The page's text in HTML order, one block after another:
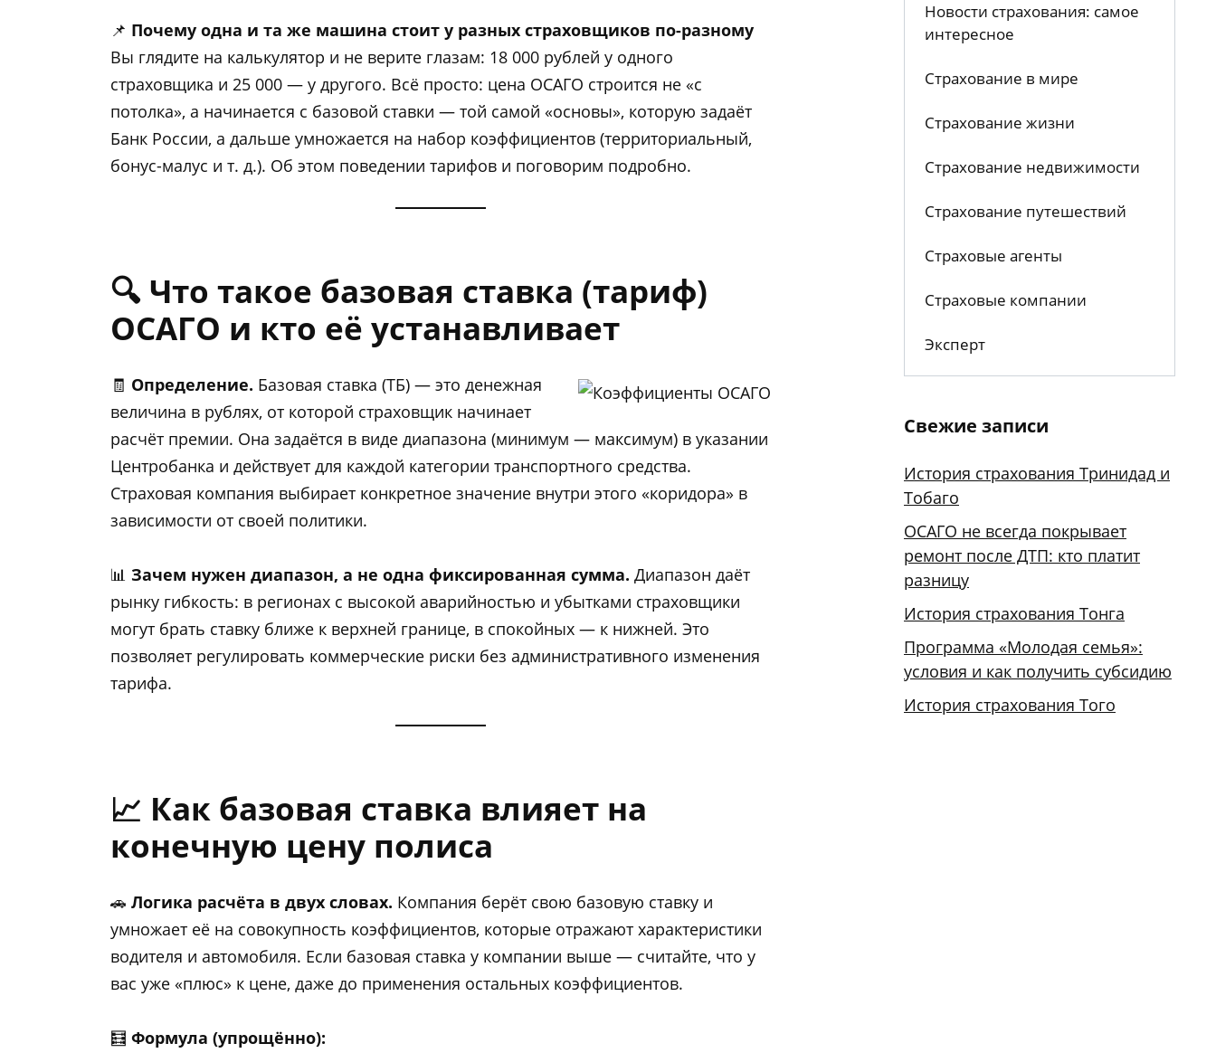
📌 Почему одна и та же машина стоит у разных страховщиков по-разному
Вы глядите на калькулятор и не верите глазам: 18 000 рублей у одного
страховщика и 25 000 — у другого. Всё просто: цена ОСАГО строится не «с
потолка», а начинается с базовой ставки — той самой «основы», которую задаёт
Банк России, а дальше умножается на набор коэффициентов (территориальный,
бонус-малус и т. д.). Об этом поведении тарифов и поговорим подробно.
🔍 Что такое базовая ставка (тариф)
ОСАГО и кто её устанавливает
🧾 Определение. Базовая ставка (ТБ) — это денежная
величина в рублях, от которой страховщик начинает
расчёт премии. Она задаётся в виде диапазона (минимум — максимум) в указании
Центробанка и действует для каждой категории транспортного средства.
Страховая компания выбирает конкретное значение внутри этого «коридора» в
зависимости от своей политики.
📊 Зачем нужен диапазон, а не одна фиксированная сумма. Диапазон даёт
рынку гибкость: в регионах с высокой аварийностью и убытками страховщики
могут брать ставку ближе к верхней границе, в спокойных — к нижней. Это
позволяет регулировать коммерческие риски без административного изменения
тарифа.
📈 Как базовая ставка влияет на
конечную цену полиса
🚗 Логика расчёта в двух словах. Компания берёт свою базовую ставку и
умножает её на совокупность коэффициентов, которые отражают характеристики
водителя и автомобиля. Если базовая ставка у компании выше — считайте, что у
вас уже «плюс» к цене, даже до применения остальных коэффициентов.
🧮 Формула (упрощённо):
Новости страхования: самое
интересное
Страхование в мире
Страхование жизни
Страхование недвижимости
Страхование путешествий
Страховые агенты
Страховые компании
Эксперт
Свежие записи
История страхования Тринидад и
Тобаго
ОСАГО не всегда покрывает
ремонт после ДТП: кто платит
разницу
История страхования Тонга
Программа «Молодая семья»:
условия и как получить субсидию
История страхования Того